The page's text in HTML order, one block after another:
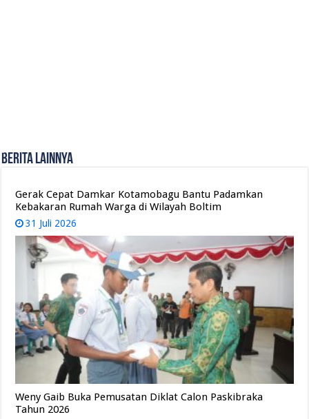
Berita Lainnya
Gerak Cepat Damkar Kotamobagu Bantu Padamkan
Kebakaran Rumah Warga di Wilayah Boltim
31 Juli 2026
Weny Gaib Buka Pemusatan Diklat Calon Paskibraka
Tahun 2026